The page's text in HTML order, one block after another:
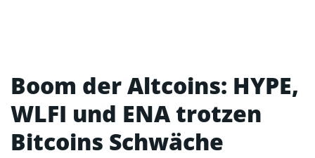
Boom der Altcoins: HYPE,
WLFI und ENA trotzen
Bitcoins Schwäche